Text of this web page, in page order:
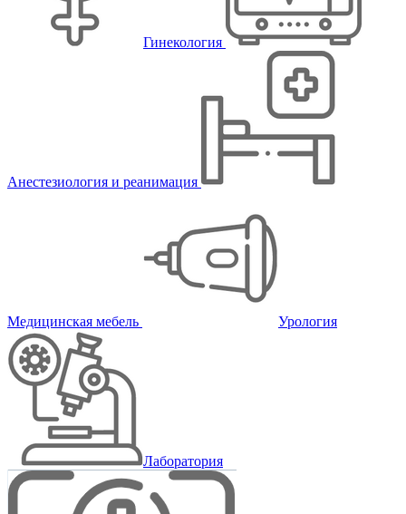
Гинекология
Анестезиология и реанимация
Медицинская мебель Урология
Лаборатория